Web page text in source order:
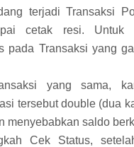
terjadi Transaksi
cetak resi. Untuk
pada Transaksi yang
yang sama,
tersebut double (dua
menyebabkan saldo
Cek Status,